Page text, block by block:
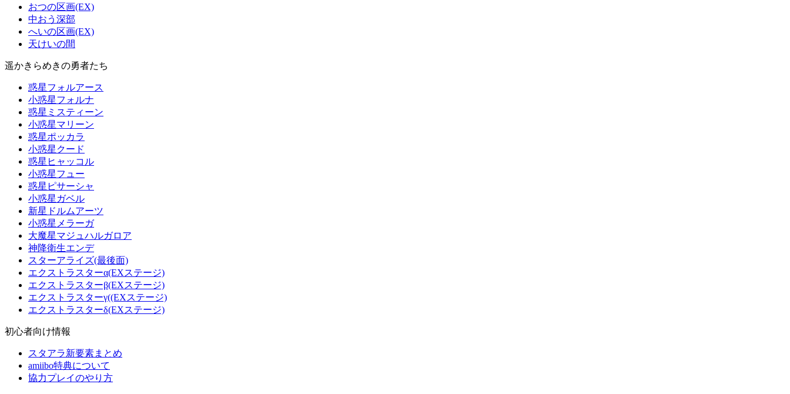
おつの区画(EX)
中おう深部
へいの区画(EX)
天けいの間
遥かきらめきの勇者たち
惑星フォルアース
小惑星フォルナ
惑星ミスティーン
小惑星マリーン
惑星ポッカラ
小惑星クード
惑星ヒャッコル
小惑星フュー
惑星ピサーシャ
小惑星ガベル
新星ドルムアーツ
小惑星メラーガ
大魔星マジュハルガロア
神降衛生エンデ
スターアライズ(最後面)
エクストラスターα(EXステージ)
エクストラスターβ(EXステージ)
エクストラスターγ((EXステージ)
エクストラスターδ(EXステージ)
初心者向け情報
スタアラ新要素まとめ
amiibo特典について
協力プレイのやり方